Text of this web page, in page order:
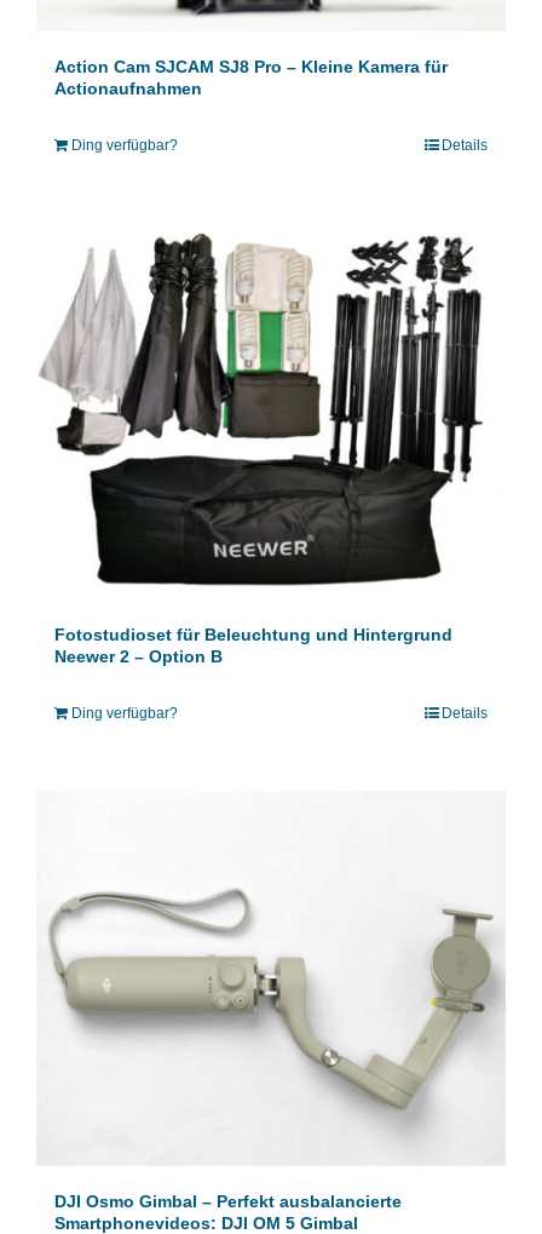
Action Cam SJCAM SJ8 Pro – Kleine Kamera für
Actionaufnahmen
Ding verfügbar? Details
Fotostudioset für Beleuchtung und Hintergrund
Neewer 2 – Option B
Ding verfügbar? Details
DJI Osmo Gimbal – Perfekt ausbalancierte
Smartphonevideos: DJI OM 5 Gimbal